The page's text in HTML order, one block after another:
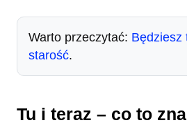
Warto przeczytać: Będziesz
starość.
Tu i teraz – co to